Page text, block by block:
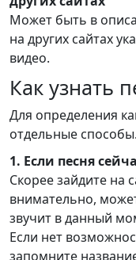
Может быть в
на других сайтах
видео.
Как узнать
Для определения
отдельные способы.
1. Если песня
Скорее зайдите на
внимательно,
звучит в данный
Если нет
запомните